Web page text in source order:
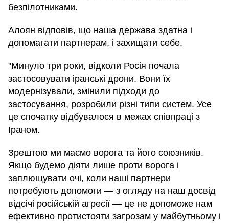
безпілотниками.
Алоян відповів, що наша держава здатна і
допомагати партнерам, і захищати себе.
"Минуло три роки, відколи Росія почала
застосовувати іранські дрони. Вони їх
модернізували, змінили підходи до
застосування, розробили різні типи систем. Усе
це спочатку відбувалося в межах співпраці з
Іраном.
Зрештою ми маємо ворога та його союзників.
Якщо будемо діяти лише проти ворога і
заплющувати очі, коли наші партнери
потребують допомоги — з огляду на наш досвід
відсічі російській агресії — це не допоможе нам
ефективно протистояти загрозам у майбутньому і